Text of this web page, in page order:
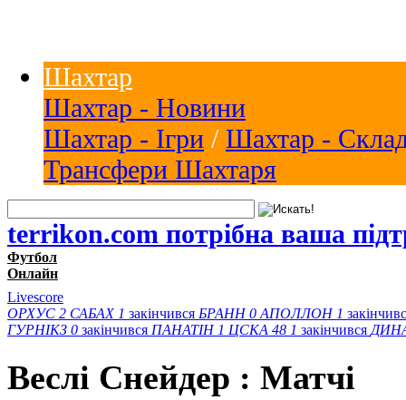
Шахтар
Шахтар - Новини
Шахтар - Ігри / Шахтар -
Трансфери Шахтаря
terrikon.com потрібна ваша
Футбол
Онлайн
Livescore
ОРХУС 2 САБАХ 1 закінчився БРАНН 0 АПОЛЛОН 1
ГУРНІКЗ 0 закінчився ПАНАТІН 1 ЦСКА 48 1 закінчився
Вeслi Снейдер : Матчi